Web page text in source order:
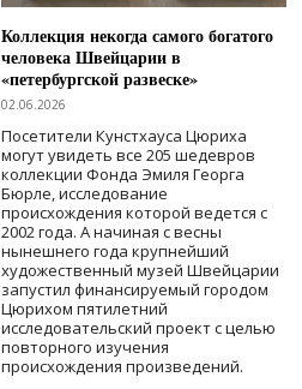
Коллекция некогда самого богатого
человека Швейцарии в
«петербургской развеске»
02.06.2026
Посетители Кунстхауса Цюриха
могут увидеть все 205 шедевров
коллекции Фонда Эмиля Георга
Бюрле, исследование
происхождения которой ведется с
2002 года. А начиная с весны
нынешнего года крупнейший
художественный музей Швейцарии
запустил финансируемый городом
Цюрихом пятилетний
исследовательский проект с целью
повторного изучения
происхождения произведений.